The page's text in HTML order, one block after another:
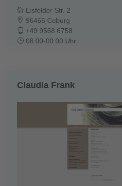
Eisfelder Str. 2
96465 Coburg
+49 9568 6758
08:00-00:00 Uhr
Claudia Frank